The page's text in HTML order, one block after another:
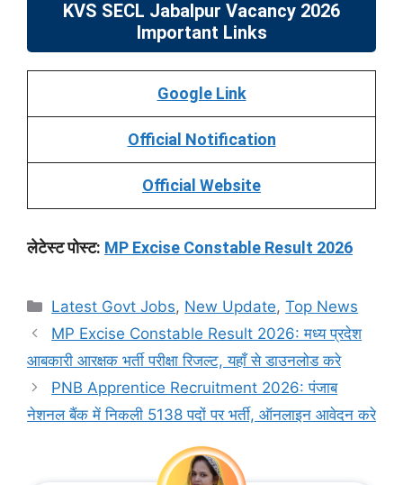
KVS SECL Jabalpur Vacancy 2026
Important Links
Google Link
Official Notification
Official Website
लेटेस्ट पोस्ट: MP Excise Constable Result 2026
Categories
Latest Govt Jobs, New Update,Top News
MP Excise Constable Result 2026: मध्य प्रदेश
आबकारी आरक्षक भर्ती परीक्षा रिजल्ट, यहाँ से डाउनलोड करे
PNB Apprentice Recruitment 2026: पंजाब
नेशनल बैंक में निकली 5138 पदों पर भर्ती, ऑनलाइन आवेदन करे